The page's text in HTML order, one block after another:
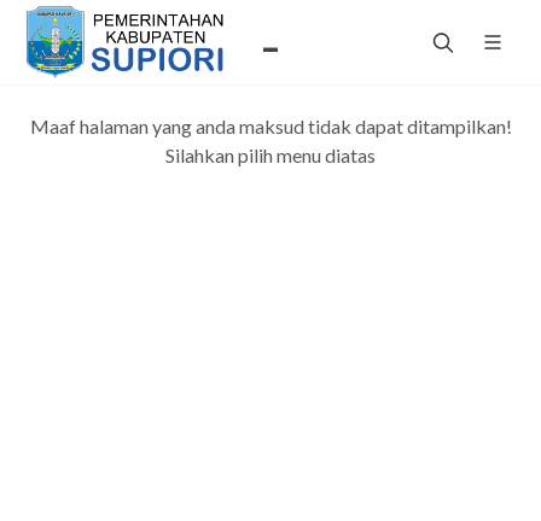
-
Maaf halaman yang anda maksud tidak dapat ditampilkan!
Silahkan pilih menu diatas